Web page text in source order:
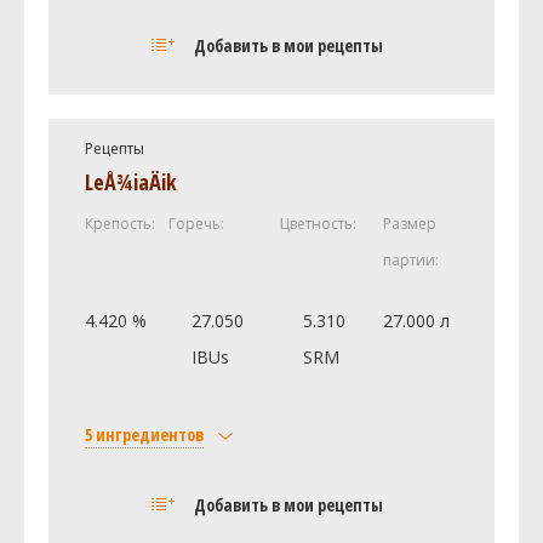
Добавить в мои рецепты
Мандарина Бавария (Mandarina
Bavaria)
Премиант (Premiant) 19.85 г
Рецепты
Добавить в мои рецепты
LeÅ¾iaÄik
Крепость: Горечь: Цветность:
Размер
партии:
4.420 %
27.050
IBUs
5.310
SRM
27.000 л
5 ингредиентов
Castle Malting Pilsner Malt